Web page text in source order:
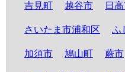
吉見町 越谷市 日
さいたま市浦和区 ふ
加須市 鳩山町 蕨市